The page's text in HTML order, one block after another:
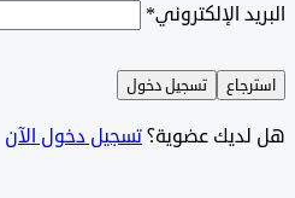
البريد الإلكتروني*
استرجاع تسجيل دخول
هل لديك عضوية؟تسجيل دخول الآن